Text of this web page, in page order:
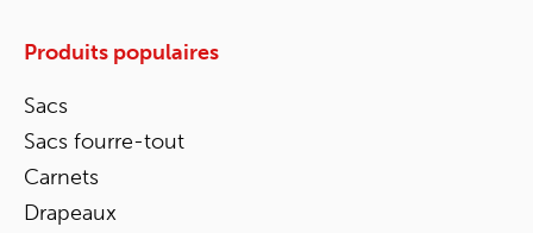
Produits populaires
Sacs
Sacs fourre-tout
Carnets
Drapeaux